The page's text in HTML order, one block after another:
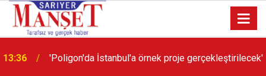
13:36 'Poligon'da İstanbul'a örnek proje gerçekleştirilecek'